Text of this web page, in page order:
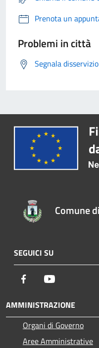
Prenota un
Problemi in città
Segnala disservizio
Comune
SEGUICI SU
Facebook
AMMINISTRAZIONE
Organi di Governo
Aree Amministrative